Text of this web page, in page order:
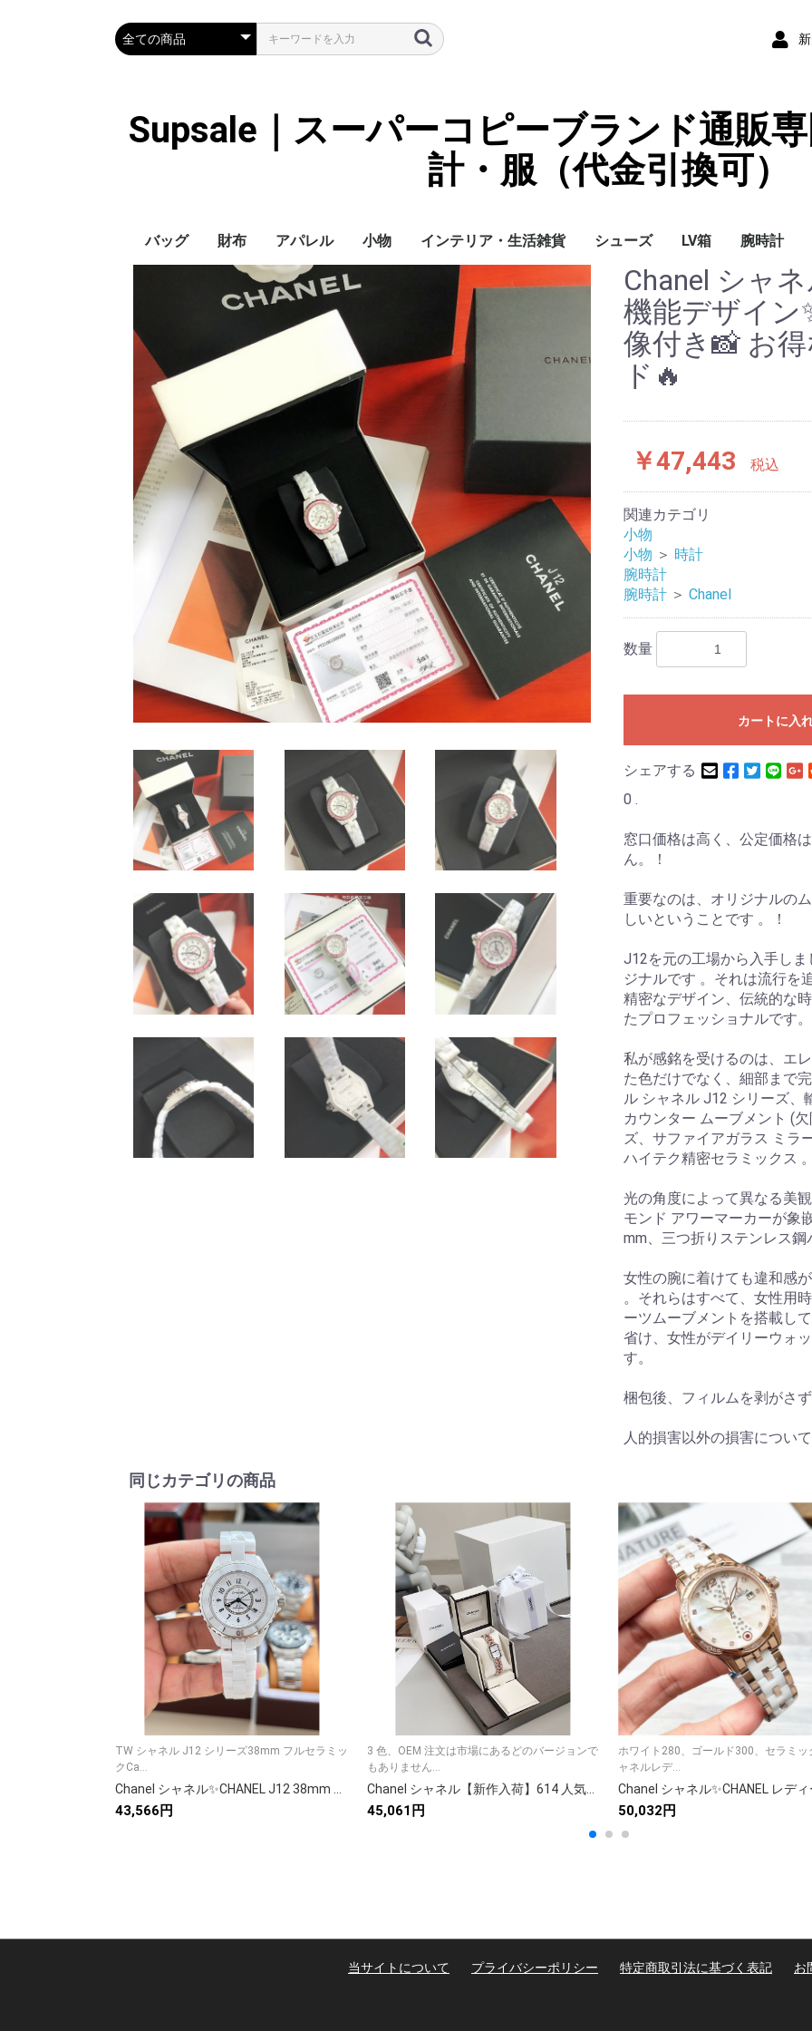
Supsale｜スーパーコピーブランド通販
計・服（代金引換可）
バッグ
LOUIS VUITTON
財布
HERMES
CHANEL
LOUIS VUITTON
Celine
YSL
Miu Miu
Prada
Gucci
Fendi
アパレル
ハイブランド
Supreme
Miu Miu
アウター
LOUIS VUITTON
MONCLER
Adidas
THE NORTH FACE
CHANEL
𝗖𝗔𝗡𝗔𝗗𝗔 𝗚𝗢𝗢𝗦𝗘
DIOR
GUCCI
VERSACE
BALENCIAGA
FENDI
子供服切れ
小物
ぼうし
ネクタイ
ハンカチ
スマホケース
サングラス・アイウェ
アクセサリー
マフラー/スカーフ
傘 LOUIS VUITTON
CHANEL
HERMES
GUCCI
DIOR
FENDI
LINEID：0109shop
バッグチャーム
バッグストラップ
カード（コイン）ケー
キーケース
時計
ヘアアクセサリー
インテリア・生活雑貨
ブランケット
カーペット絨毯
クッションカバー/ク
ッション
小物入れ収納ボックス
バスタオル
QRコード
シューズ
レディース/女性用
メンズ/男性用
Gucci
Chanel
LV箱 腕時計
Omega
Rolex
Cartier
Chanel
Chanel シャ
機能デザイン
像付き📸 お
ド🔥
￥47,443 税込
関連カテゴリ
小物
小物 ＞ 時計
腕時計
腕時計 ＞ Chanel
数量
カートに入
シェアする
0 .
窓口価格は高く、公定価格
ん。！
重要なのは、オリジナルの
しいということです 。！
J12を元の工場から入手し
ジナルです 。それは流行を
精密なデザイン、伝統的な
たプロフェッショナルです。
私が感銘を受けるのは、エ
た色だけでなく、細部まで
ル シャネル J12 シリーズ
カウンター ムーブメント (
ズ、サファイアガラス ミラ
ハイテク精密セラミックス
光の角度によって異なる美
モンド アワーマーカーが象
mm、三つ折りステンレス
女性の腕に着けても違和感
。それらはすべて、女性用
ーツムーブメントを搭載し
省け、女性がデイリーウォ
す。
梱包後、フィルムを剥がさ
人的損害以外の損害につい
同じカテゴリの商品
TW シャネル J12 シリーズ38mm フルセラミッ
クCa...
Chanel シャネル✨CHANEL J12 38mm 自動巻き✨ セラミックケース&ブレスレット🖤 キャリバー12.1搭載💎 クロノメーター認証✅ 正規品類似モデル
43,566円
3 色、OEM 注文は市場にあるどのバージョンで
もありません...
Chanel シャネル【新作入荷】614 人気アイテムが登場✨ お得なセット価格🎁 高品質素材で快適◎ 9点画像で詳細確認🛍️ 今すぐチェック💖
45,061円
ホワイト280、ゴールド300、セラミッ
ャネルレデ...
50,032円
当サイトについて プライバシーポリシー 特定商取引法に基づく表記 お